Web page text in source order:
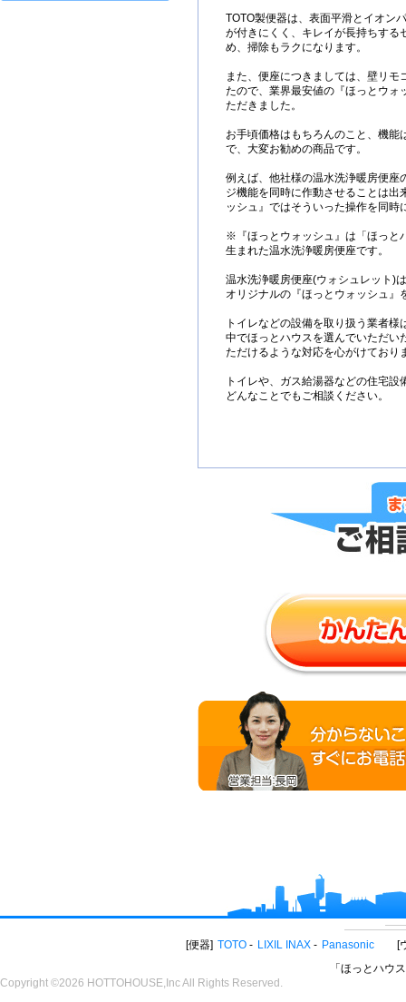
TOTO製便器は、表面平滑とイオン
が付きにくく、キレイが長持ちする
め、掃除もラクになります。
また、便座につきましては、壁リモ
たので、業界最安値の『ほっとウォ
ただきました。
お手頃価格はもちろんのこと、機能
で、大変お勧めの商品です。
例えば、他社様の温水洗浄暖房便座
ジ機能を同時に作動させることは出
ッシュ』ではそういった操作を同時
※『ほっとウォッシュ』は「ほっと
生まれた温水洗浄暖房便座です。
温水洗浄暖房便座(ウォシュレット)
オリジナルの『ほっとウォッシュ』
トイレなどの設備を取り扱う業者
中でほっとハウスを選んでいただい
ただけるような対応を心がけており
トイレや、ガス給湯器などの住宅
どんなことでもご相談ください。
便器 TOTO LIXIL INAX Panasonic
「ほっとハウ
Copyright ©2026 HOTTOHOUSE,Inc All Rights Reserved.